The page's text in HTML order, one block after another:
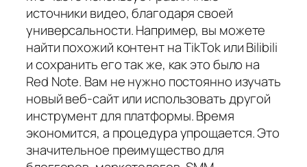
источники видео, благодаря своей
универсальности. Например, вы можете
найти похожий контент на TikTok или Bilibili
и сохранить его так же, как это было на
Red Note. Вам не нужно постоянно изучать
новый веб-сайт или использовать другой
инструмент для платформы. Время
экономится, а процедура упрощается. Это
значительное преимущество для